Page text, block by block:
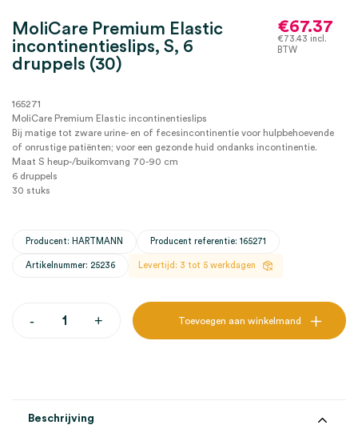
MoliCare Premium Elastic
incontinentieslips, S, 6
druppels (30)
€67.37
€73.43 incl.
BTW
165271
MoliCare Premium Elastic incontinentieslips
Bij matige tot zware urine- en of fecesincontinentie voor hulpbehoevende
of onrustige patiënten; voor een gezonde huid ondanks incontinentie.
Maat S heup-/buikomvang 70-90 cm
6 druppels
30 stuks
Producent: HARTMANN Producent referentie: 165271
Artikelnummer: 25236 Levertijd: 3 tot 5 werkdagen
-MoliCare
(30)
+ Toevoegen aan winkelmand
Beschrijving